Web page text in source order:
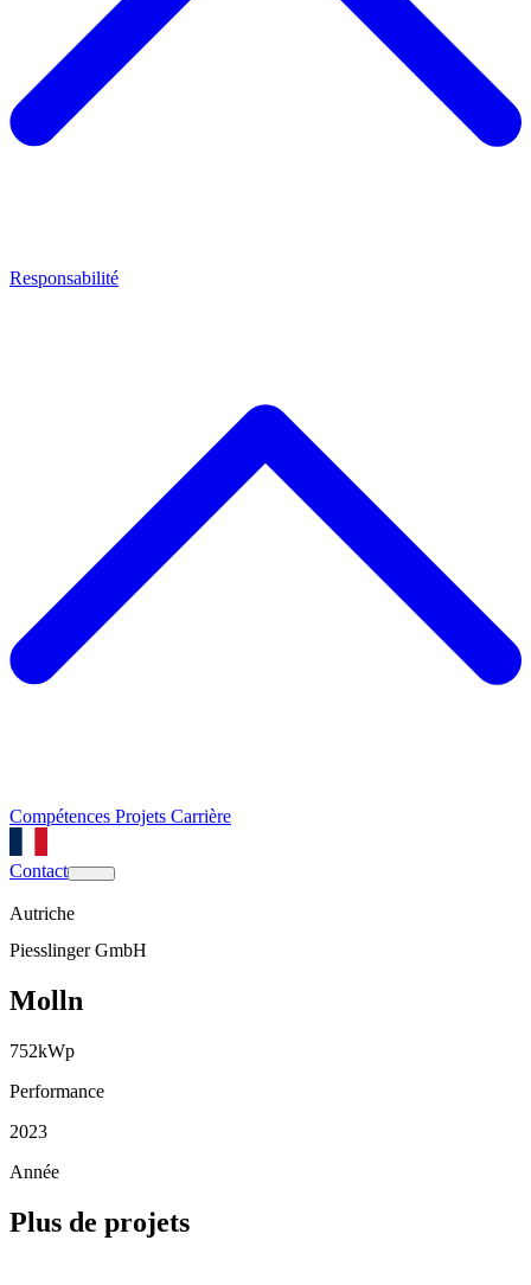
Responsabilité
Compétences Projets Carrière
Contact
Autriche
Piesslinger GmbH
Molln
752kWp
Performance
2023
Année
Plus de projets